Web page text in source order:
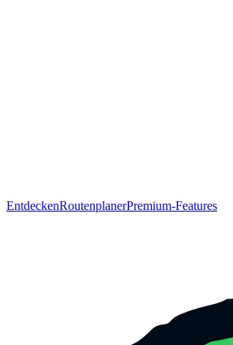
EntdeckenRoutenplanerPremium-Features